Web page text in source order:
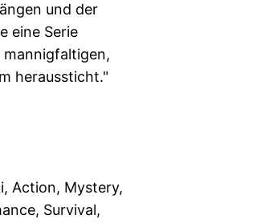
und der
eine Serie
mannigfaltigen,
heraussticht."
Action, Mystery,
Survival,